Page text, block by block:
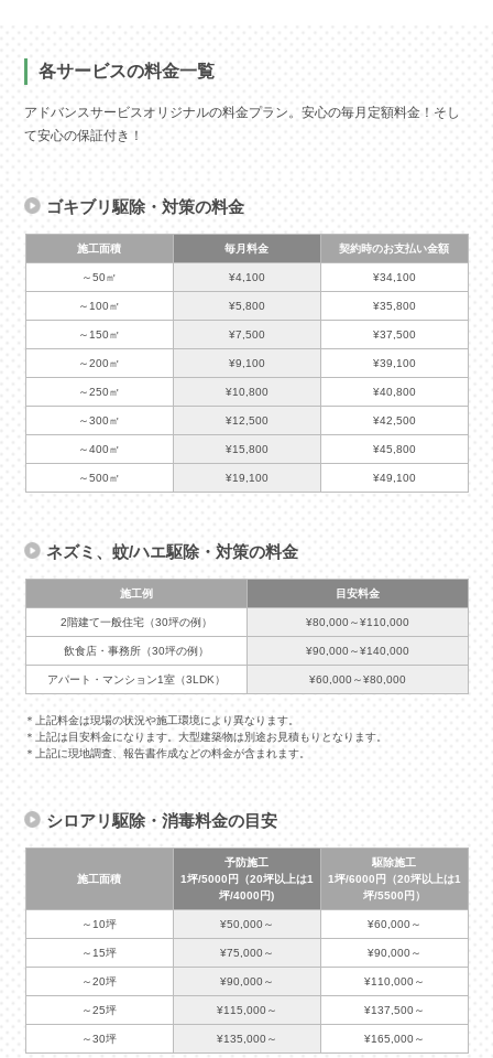
各サービスの料金一覧
アドバンスサービスオリジナルの料金プラン。安心の毎月定額料金！そし
て安心の保証付き！
ゴキブリ駆除・対策の料金
施工面積 毎月料金 契約時のお支払い金額
～50㎡ ¥4,100 ¥34,100
～100㎡ ¥5,800 ¥35,800
～150㎡ ¥7,500 ¥37,500
～200㎡ ¥9,100 ¥39,100
～250㎡ ¥10,800 ¥40,800
～300㎡ ¥12,500 ¥42,500
～400㎡ ¥15,800 ¥45,800
～500㎡ ¥19,100 ¥49,100
ネズミ、蚊/ハエ駆除・対策の料金
施工例 目安料金
2階建て一般住宅（30坪の例） ¥80,000～¥110,000
飲食店・事務所（30坪の例） ¥90,000～¥140,000
アパート・マンション1室（3LDK） ¥60,000～¥80,000
＊上記料金は現場の状況や施工環境により異なります。
＊上記は目安料金になります。大型建築物は別途お見積もりとなります。
＊上記に現地調査、報告書作成などの料金が含まれます。
シロアリ駆除・消毒料金の目安
施工面積
予防施工
1坪/5000円（20坪以上は1
坪/4000円)
駆除施工
1坪/6000円（20坪以上は1
坪/5500円）
～10坪 ¥50,000～ ¥60,000～
～15坪 ¥75,000～ ¥90,000～
～20坪 ¥90,000～ ¥110,000～
～25坪 ¥115,000～ ¥137,500～
～30坪 ¥135,000～ ¥165,000～